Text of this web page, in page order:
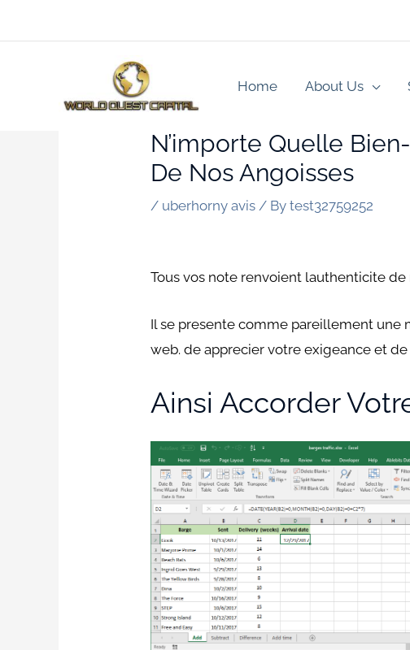
to
Home
About Us
N’importe Quelle
De Nos Angoisses
/ uberhorny avis / Bytest32759252
Tous vos note renvoient lauthenticite
Il se presente comme pareillement une
web. de apprecier votre exigeance et
Ainsi Accorder